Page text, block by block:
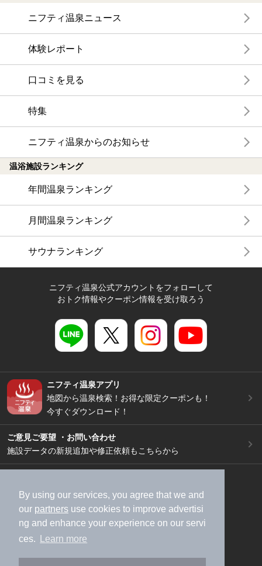
By using our services, you agree that we and
our partners use cookies to improve advertisi
ng and enhance your experience on our servi
ces.
Learn more
ニフティ温泉ニュース
体験レポート
口コミを見る
特集
ニフティ温泉からのお知らせ
温浴施設ランキング
年間温泉ランキング
月間温泉ランキング
サウナランキング
ニフティ温泉公式アカウントをフォローして
おトク情報やクーポン情報を受け取ろう
ニフティ温泉アプリ
地図から温泉検索！お得な限定クーポンも！
今すぐダウンロード！
ご意見ご要望 ・お問い合わせ
施設データの新規追加や修正依頼もこちらから
加盟店募集（資料請求）
広告出稿のご案内
利用規約
ライフスタイルMEMBERS+規約
特定商取引法に基づく表記
ヘルプ
採用情報
運営会社